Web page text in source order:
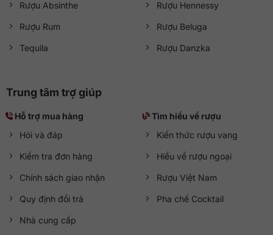
Rượu Absinthe
Rượu Rum
Tequila
Rượu Hennessy
Rượu Beluga
Rượu Danzka
Trung tâm trợ giúp
Hỗ trợ mua hàng
Hỏi và đáp
Kiểm tra đơn hàng
Chính sách giao nhận
Quy định đổi trả
Nhà cung cấp
Tìm hiểu về rượu
Kiến thức rượu vang
Hiểu về rượu ngoại
Rượu Việt Nam
Pha chế Cocktail